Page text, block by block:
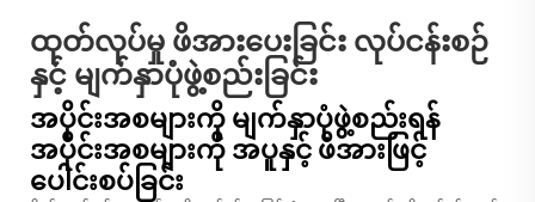
ထုတ်လုပ်မှု ဖိအားပေးခြင်း လုပ်ငန်းစဉ်
နှင့် မျက်နှာပုံဖွဲ့စည်းခြင်း
အပိုင်းအစများကို မျက်နှာပုံဖွဲ့စည်းရန်
အပိုင်းအစများကို အပူနှင့် ဖိအားဖြင့်
ပေါင်းစပ်ခြင်း